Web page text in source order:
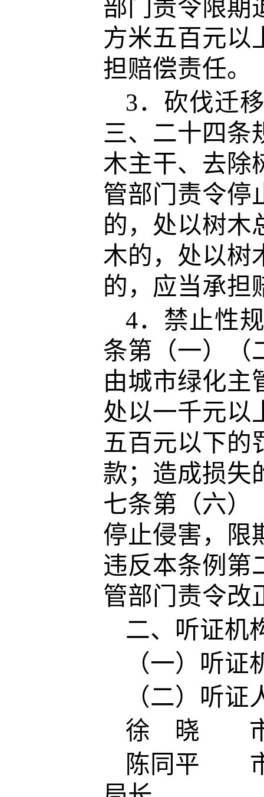
部门责令限期
方米五百元以
担赔偿责任。
3．砍伐迁
三、二十四条
木主干、去除
管部门责令停
的，处以树木
木的，处以树
的，应当承担
4．禁止性
条第（一）（
由城市绿化主
处以一千元以
五百元以下的
款；造成损失
七条第（六）
停止侵害，限
违反本条例第
管部门责令改
二、听证机
（一）听
（二）听证
徐 晓 市
陈同平 市